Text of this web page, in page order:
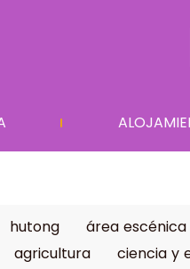
hutong área
agricultura ciencia y